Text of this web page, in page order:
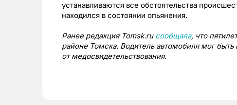
устанавливаются все обстоятельства
находился в состоянии опьянения.
Ранее редакция Tomsk.ru сообщала, что
районе Томска. Водитель автомобиля мог быть
от медосвидетельствования.